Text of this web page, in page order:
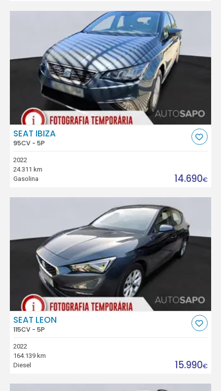
SEAT IBIZA
95CV - 5P
2022
24.311 km
Gasolina
14.690€
SEAT LEON
115CV - 5P
2022
164.139 km
Diesel
15.990€